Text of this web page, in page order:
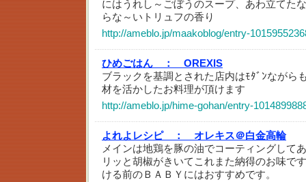
にはうれし～ごぼうのスープ、あわ立てた
らな～いトリュフの香り
http://ameblo.jp/maakoblog/entry-
ひめごはん ：
OREXIS
ブラックを基調とされた店内はﾓﾀﾞﾝながら
材を活かしたお料理が頂けます
http://ameblo.jp/hime-gohan/entry-
よれよレシピ ：
オレキス＠白金高輪
メインは地鶏を豚の油でコーティングして
リッと胡椒がきいてこれまた納得のお味で
ける前のＢＡＢＹにはおすすめです。